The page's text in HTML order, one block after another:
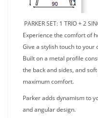
PARKER SET: 1 TRIO + 2
Experience the comfort of
Give a stylish touch to your
Built on a metal profile
the back and sides, and
maximum comfort.
Parker adds dynamism to
and angular design.